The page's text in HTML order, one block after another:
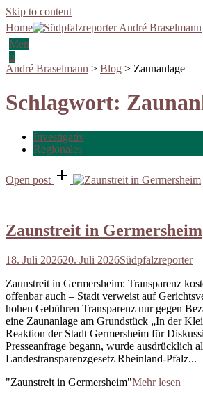
Skip to content
Home
Men
u
André Braselmann > Blog > Zaunanlage
Schlagwort:
Investigativ
Regionales
Open post
Zaunstreit in Germersheim
18. Juli 202620. Juli 2026Südpfalzreporter
Zaunstreit in Germersheim: Transparenz
offenbar auch – Stadt verweist auf
hohen Gebühren Transparenz nur gegen
eine Zaunanlage am Grundstück „In der
Reaktion der Stadt Germersheim für
Presseanfrage begann, wurde ausdrücklich
Landestransparenzgesetz Rheinland-Pfalz...
"Zaunstreit in Germersheim"Mehr lesen